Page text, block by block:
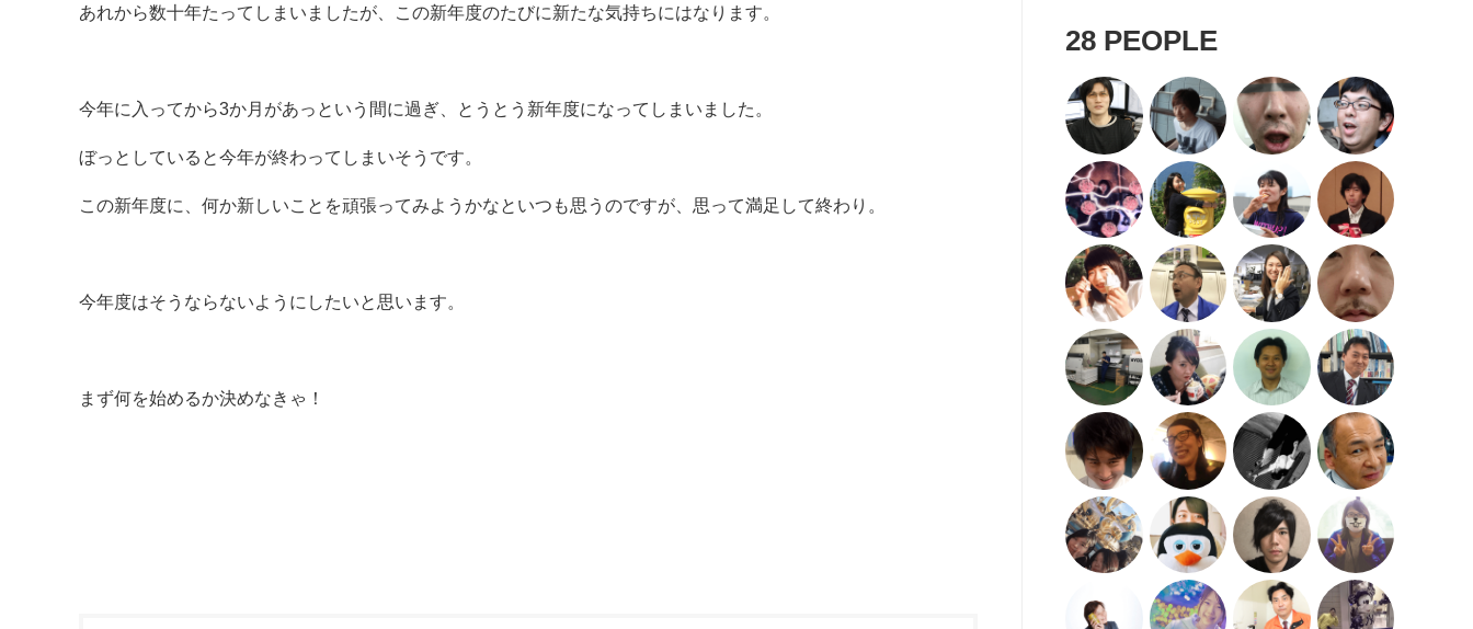
あれから数十年たってしまいましたが、この新年度のたびに新たな気持ちにはなります。
今年に入ってから3か月があっという間に過ぎ、とうとう新年度になってしまいました。
ぼっとしていると今年が終わってしまいそうです。
この新年度に、何か新しいことを頑張ってみようかなといつも思うのですが、思って満足して終わり。
今年度はそうならないようにしたいと思います。
まず何を始めるか決めなきゃ！
28 PEOPLE